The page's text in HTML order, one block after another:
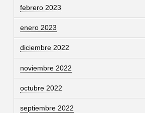
febrero 2023
enero 2023
diciembre 2022
noviembre 2022
octubre 2022
septiembre 2022